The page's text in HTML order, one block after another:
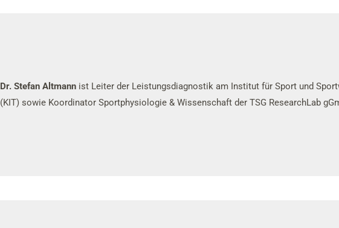
Dr. Stefan Altmann ist Leiter der Leistungsdiagnostik am Institut für Sport und
(KIT) sowie Koordinator Sportphysiologie & Wissenschaft der TSG ResearchLab